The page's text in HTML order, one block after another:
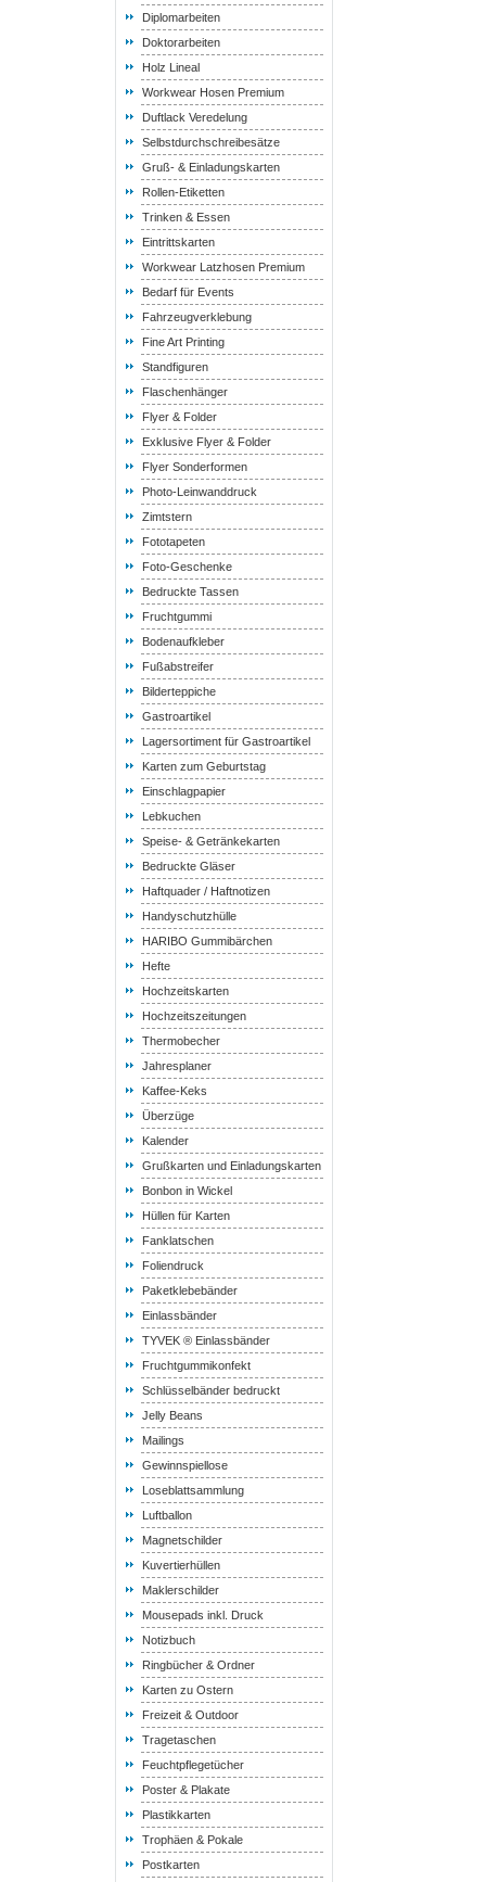
Diplomarbeiten
Doktorarbeiten
Holz Lineal
Workwear Hosen Premium
Duftlack Veredelung
Selbstdurchschreibesätze
Gruß- & Einladungskarten
Rollen-Etiketten
Trinken & Essen
Eintrittskarten
Workwear Latzhosen Premium
Bedarf für Events
Fahrzeugverklebung
Fine Art Printing
Standfiguren
Flaschenhänger
Flyer & Folder
Exklusive Flyer & Folder
Flyer Sonderformen
Photo-Leinwanddruck
Zimtstern
Fototapeten
Foto-Geschenke
Bedruckte Tassen
Fruchtgummi
Bodenaufkleber
Fußabstreifer
Bilderteppiche
Gastroartikel
Lagersortiment für Gastroartikel
Karten zum Geburtstag
Einschlagpapier
Lebkuchen
Speise- & Getränkekarten
Bedruckte Gläser
Haftquader / Haftnotizen
Handyschutzhülle
HARIBO Gummibärchen
Hefte
Hochzeitskarten
Hochzeitszeitungen
Thermobecher
Jahresplaner
Kaffee-Keks
Überzüge
Kalender
Grußkarten und Einladungskarten
Bonbon in Wickel
Hüllen für Karten
Fanklatschen
Foliendruck
Paketklebebänder
Einlassbänder
TYVEK ® Einlassbänder
Fruchtgummikonfekt
Schlüsselbänder bedruckt
Jelly Beans
Mailings
Gewinnspiellose
Loseblattsammlung
Luftballon
Magnetschilder
Kuvertierhüllen
Maklerschilder
Mousepads inkl. Druck
Notizbuch
Ringbücher & Ordner
Karten zu Ostern
Freizeit & Outdoor
Tragetaschen
Feuchtpflegetücher
Poster & Plakate
Plastikkarten
Trophäen & Pokale
Postkarten